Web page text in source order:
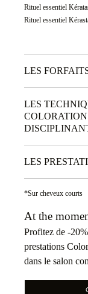
Rituel essentiel
Rituel essentiel
LES
LES
LES
*Sur cheveux courts
At the
Profitez de -
prestations
dans le salon